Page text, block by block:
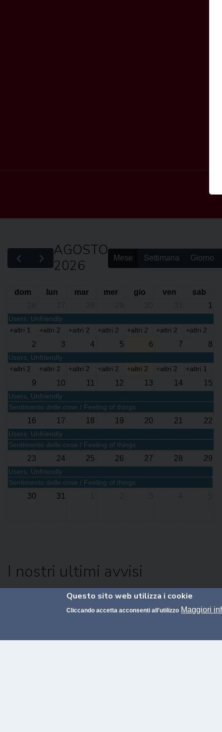
AGOSTO
2026
Mese Settimana Giorno
dom lun mar mer gio ven
sab
1
Users, Unfriendly
+altri 1
+altri 2 +altri 2 +altri 2 +altri 2 +altri 2 +altri 2
2 3 4 5 6 7 8
Users, Unfriendly
+altri 2
+altri 2 +altri 2 +altri 2 +altri 2 +altri 2 +altri 1
9 10 11 12 13 14 15
Users, Unfriendly
Sentimento delle cose / Feeling of things
16 17 18 19 20 21 22
Users, Unfriendly
Sentimento delle cose / Feeling of things
23 24 25 26 27 28 29
Users, Unfriendly
Sentimento delle cose / Feeling of things
30 31
I nostri ultimi avvisi
BANDI STUDENTI DOCENTI
Scomparsa
Prof. Pierluigi
Buglioni
2026
Questo sito web utilizza i cookie
Cliccando accetta acconsenti all'utilizzo Maggiori